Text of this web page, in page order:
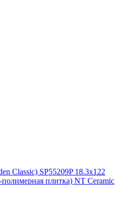
Classic) SP55209P 18.3х122
плитка) NT Ceramic